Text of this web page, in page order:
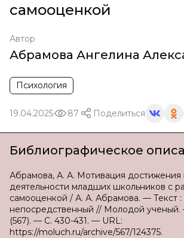
самооценкой
Автор
Абрамова Ангелина
Психология
19.04.2025 87 Поделиться
Библиографическое
Абрамова, А. А. Мотивация достижения
деятельности младших школьников с
самооценкой / А. А. Абрамова. — Текст :
непосредственный // Молодой
(567). — С. 430-431. — URL:
https://moluch.ru/archive/567/124375.